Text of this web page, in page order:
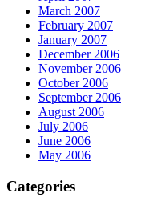
March 2007
February 2007
January 2007
December 2006
November 2006
October 2006
September 2006
August 2006
July 2006
June 2006
May 2006
Categories